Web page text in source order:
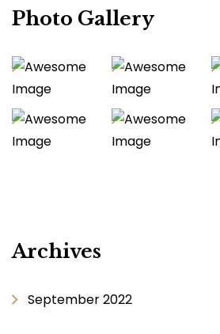
Photo Gallery
Archives
September 2022